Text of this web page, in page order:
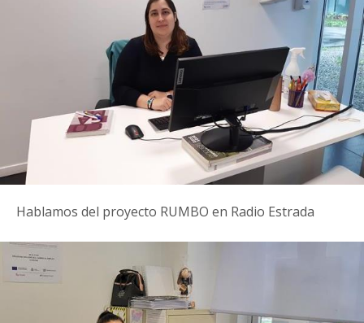
Hablamos del proyecto RUMBO en Radio Estrada